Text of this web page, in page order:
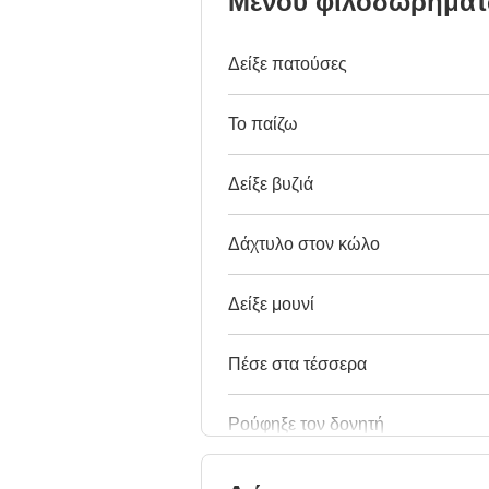
Δείξε πατούσες
Το παίζω
Δείξε βυζιά
Δάχτυλο στον κώλο
Δείξε μουνί
Πέσε στα τέσσερα
Ρούφηξε τον δονητή